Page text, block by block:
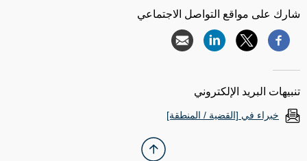
شارك على مواقع التواصل الاجتماعي
تنبيهات البريد الإلكتروني
خبراء في [القضية / المنطقة]